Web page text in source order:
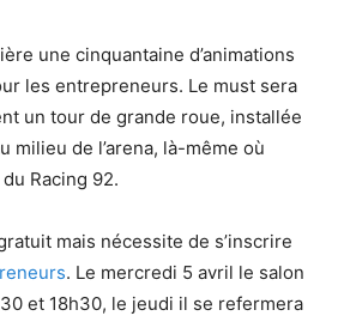
une cinquantaine d’animations
les entrepreneurs. Le must sera
un tour de grande roue, installée
milieu de l’arena, là-même où
Racing 92.
mais nécessite de s’inscrire
. Le mercredi 5 avril le salon
et 18h30, le jeudi il se refermera